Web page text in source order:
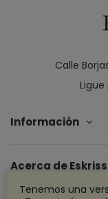
Calle
Ligue
Información
Acerca de Eskriss
Tenemos una